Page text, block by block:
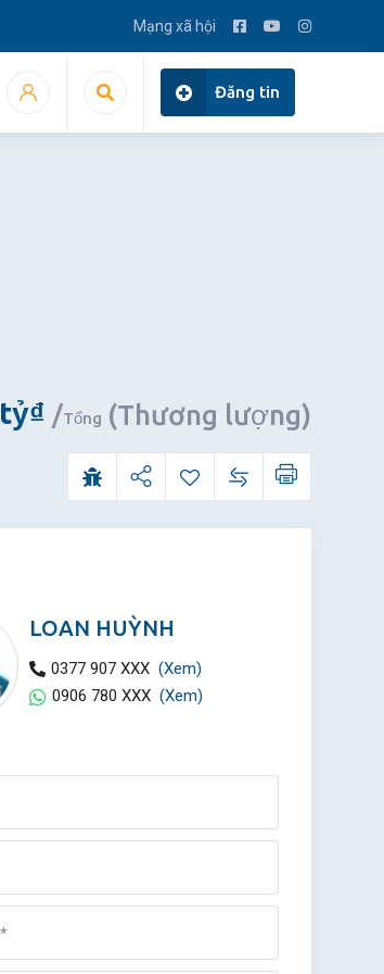
Mạng xã hội
Đăng tin
tỷ₫ Tổng (Thương lượng)
LOAN HUỲNH
0377 907 XXX (Xem)
0906 780 XXX (Xem)